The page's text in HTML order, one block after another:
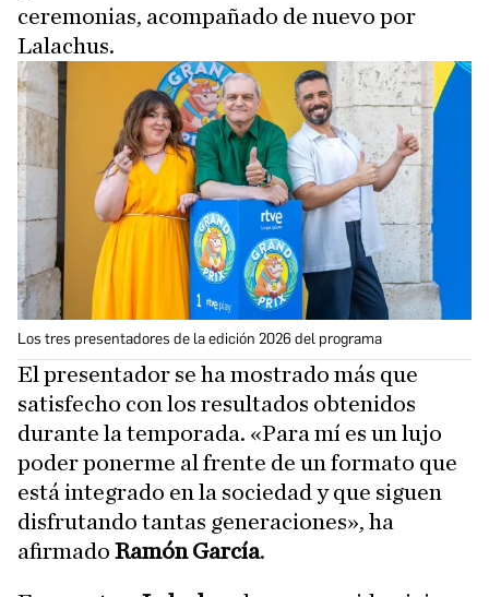
ceremonias, acompañado de nuevo por
Lalachus.
Los tres presentadores de la edición 2026 del programa
El presentador se ha mostrado más que
satisfecho con los resultados obtenidos
durante la temporada. «Para mí es un lujo
poder ponerme al frente de un formato que
está integrado en la sociedad y que siguen
disfrutando tantas generaciones», ha
afirmado Ramón García.